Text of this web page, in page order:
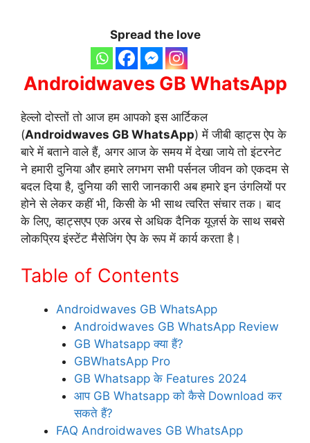
Spread the love
Androidwaves GB WhatsApp
हेल्लो दोस्तों तो आज हम आपको इस आर्टिकल
(Androidwaves GB WhatsApp) में जीबी व्हाट्स ऐप के
बारे में बताने वाले हैं, अगर आज के समय में देखा जाये तो इंटरनेट
ने हमारी दुनिया और हमारे लगभग सभी पर्सनल जीवन को एकदम से
बदल दिया है, दुनिया की सारी जानकारी अब हमारे इन उंगलियों पर
होने से लेकर कहीं भी, किसी के भी साथ त्वरित संचार तक। बाद
के लिए, व्हाट्सएप एक अरब से अधिक दैनिक यूज़र्स के साथ सबसे
लोकप्रिय इंस्टेंट मैसेजिंग ऐप के रूप में कार्य करता है।
Table of Contents
Androidwaves GB WhatsApp
Androidwaves GB WhatsApp Review
GB Whatsapp क्या हैं?
GBWhatsApp Pro
GB Whatsapp के Features 2024
आप GB Whatsapp को कैसे Download कर
सकते हैं?
FAQ Androidwaves GB WhatsApp